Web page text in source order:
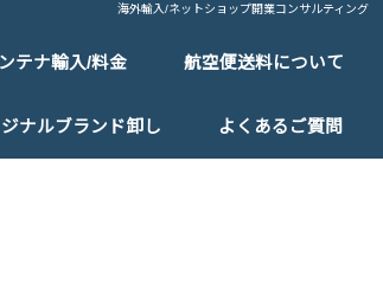
海外輸入/ネットショップ開業コンサルティング
テナ輸入/料金 航空便送料について
中国の送料について
タイの送料について
ナルブランド卸し よくあるご質問